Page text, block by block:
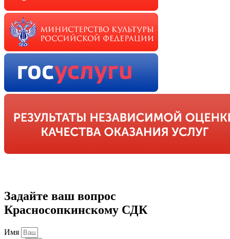
Задайте ваш вопрос
Красносопкинскому СДК
Имя